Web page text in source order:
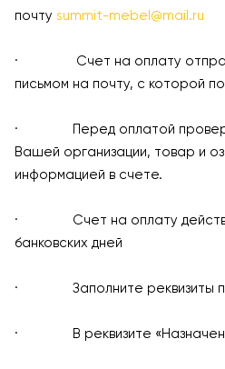
почту summit-mebel@mail.ru
· Счет на оплату
письмом на почту, с которой
· Перед оплатой
Вашей организации, товар и
информацией в счете.
· Счет на оплату
банковских дней
· Заполните реквизиты
· В реквизите